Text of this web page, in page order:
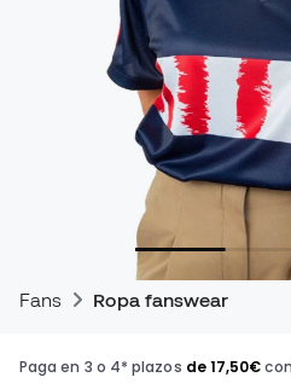
Fans Ropa fanswear